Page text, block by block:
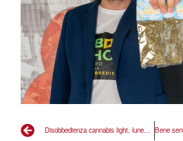
Disobbedienza cannabis light, lunedì udienza al Tribunale delle libertà di Roma.